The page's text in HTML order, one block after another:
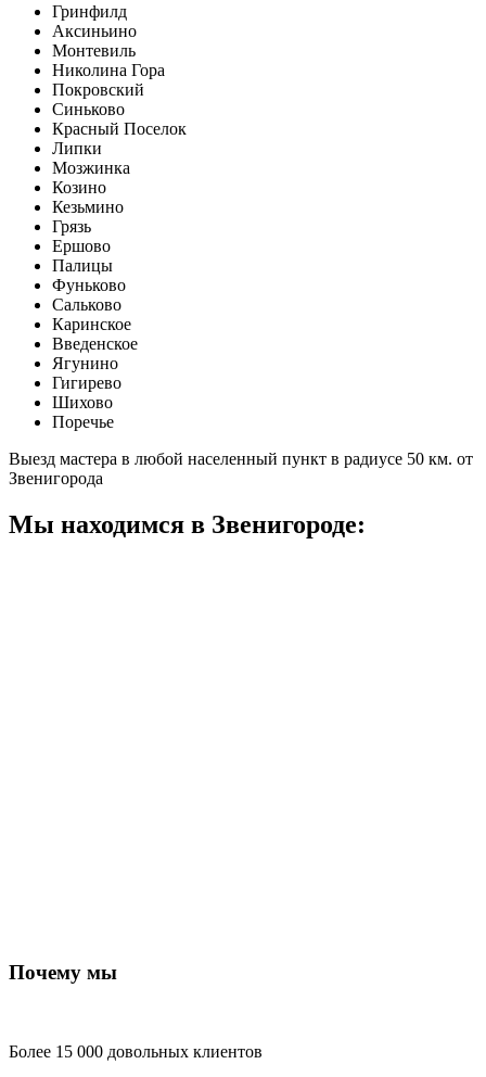
Гринфилд
Аксиньино
Монтевиль
Николина Гора
Покровский
Синьково
Красный Поселок
Липки
Мозжинка
Козино
Кезьмино
Грязь
Ершово
Палицы
Фуньково
Сальково
Каринское
Введенское
Ягунино
Гигирево
Шихово
Поречье
Выезд мастера в любой населенный пункт в радиусе 50 км. от
Звенигорода
Мы находимся в Звенигороде:
Почему мы
Более 15 000 довольных клиентов